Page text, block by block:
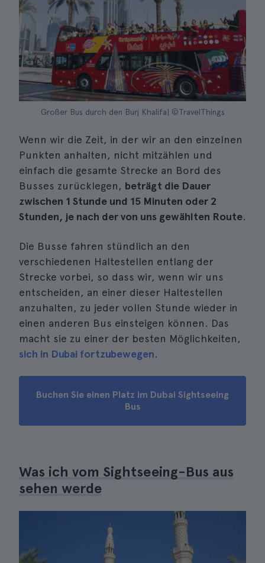
Großer Bus durch den Burj Khalifa| ©TravelThings
Wenn wir die Zeit, in der wir an den einzelnen
Punkten anhalten, nicht mitzählen und
einfach die gesamte Strecke an Bord des
Busses zurücklegen, beträgt die Dauer
zwischen 1 Stunde und 15 Minuten oder 2
Stunden, je nach der von uns gewählten Route.
Die Busse fahren stündlich an den
verschiedenen Haltestellen entlang der
Strecke vorbei, so dass wir, wenn wir uns
entscheiden, an einer dieser Haltestellen
anzuhalten, zu jeder vollen Stunde wieder in
einen anderen Bus einsteigen können. Das
macht sie zu einer der besten Möglichkeiten,
sich in Dubai fortzubewegen.
Buchen Sie einen Platz im Dubai Sightseeing
Bus
Was ich vom Sightseeing-Bus aus
sehen werde